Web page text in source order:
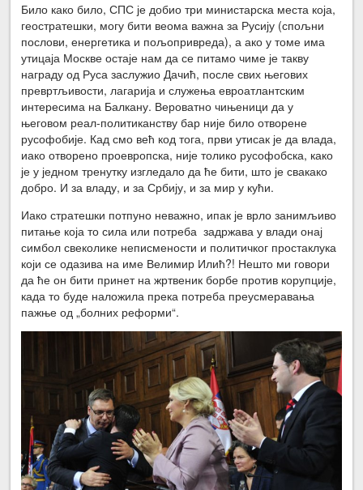
Било како било, СПС је добио три министарска места која,
геостратешки, могу бити веома важна за Русију (спољни
послови, енергетика и пољопривреда), а ако у томе има
утицаја Москве остаје нам да се питамо чиме је такву
награду од Руса заслужио Дачић, после свих његових
превртљивости, лагарија и служења евроатлантским
интересима на Балкану. Вероватно чињеници да у
његовом реал-политиканству бар није било отворене
русофобије. Кад смо већ код тога, први утисак је да влада,
иако отворено проевропска, није толико русофобска, како
је у једном тренутку изгледало да ће бити, што је свакако
добро. И за владу, и за Србију, и за мир у кући.
Иако стратешки потпуно неважно, ипак је врло занимљиво
питање која то сила или потреба задржава у влади онај
симбол свеколике неписмености и политичког простаклука
који се одазива на име Велимир Илић?! Нешто ми говори
да ће он бити принет на жртвеник борбе против корупције,
када то буде наложила прека потреба преусмеравања
пажње од „болних реформи“.